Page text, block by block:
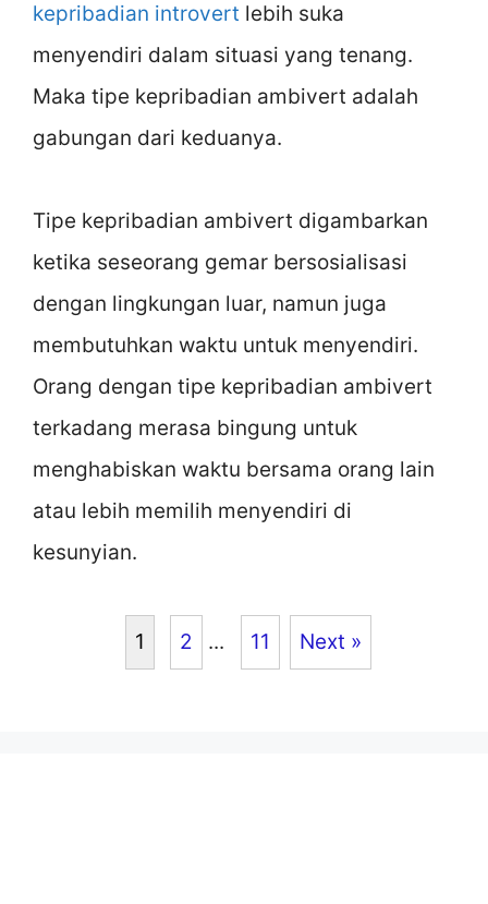
kepribadian introvert lebih suka
menyendiri dalam situasi yang tenang.
Maka tipe kepribadian ambivert adalah
gabungan dari keduanya.
Tipe kepribadian ambivert digambarkan
ketika seseorang gemar bersosialisasi
dengan lingkungan luar, namun juga
membutuhkan waktu untuk menyendiri.
Orang dengan tipe kepribadian ambivert
terkadang merasa bingung untuk
menghabiskan waktu bersama orang lain
atau lebih memilih menyendiri di
kesunyian.
1 2 ... 11 Next »